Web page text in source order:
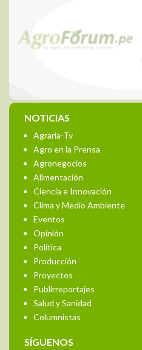
NOTICIAS
Agraria-Tv
Agro en la Prensa
Agronegocios
Alimentación
Ciencia e Innovación
Clima y Medio Ambiente
Eventos
Opinión
Política
Producción
Proyectos
Publirreportajes
Salud y Sanidad
Columnistas
SÍGUENOS